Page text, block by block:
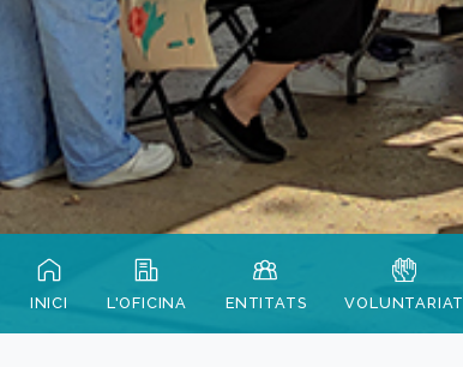
INICI L'OFICINA ENTITATS VOLUNTARIAT